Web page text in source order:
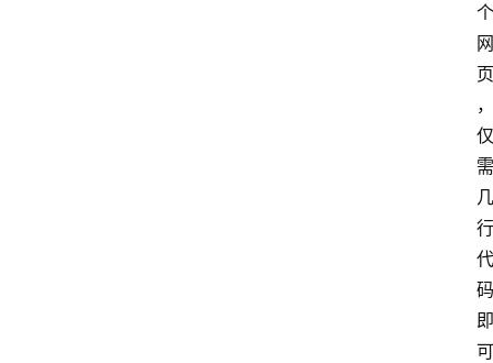
个
网
页
，
仅
需
几
行
代
码
即
可